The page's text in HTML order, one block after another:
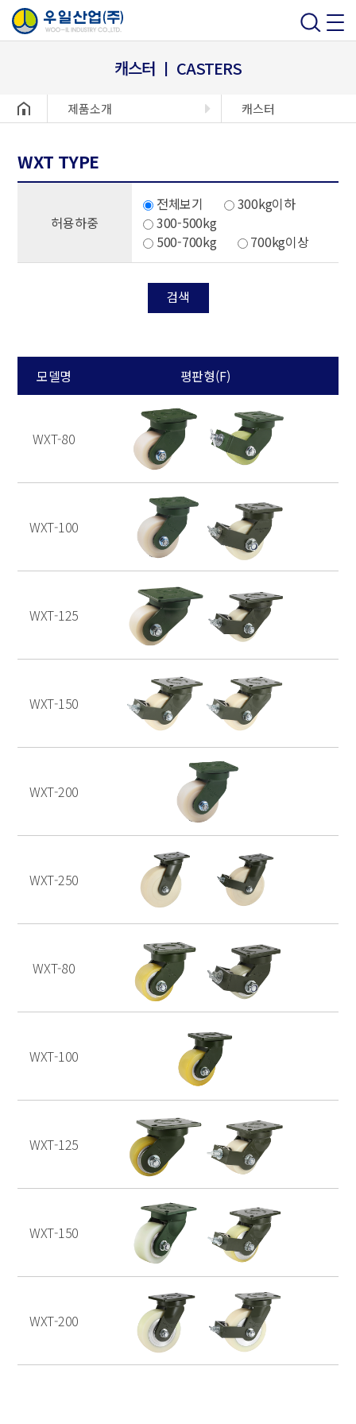
캐스터 ㅣ CASTERS
헤더설정 제품소개 캐스터
WXT TYPE
허용하중
전체보기
300kg이하
300-500kg
500-700kg
700kg이상
검색
모델명 평판형(F)
WXT-80
WXT-100
WXT-125
WXT-150
WXT-200
WXT-250
WXT-80
WXT-100
WXT-125
WXT-150
WXT-200